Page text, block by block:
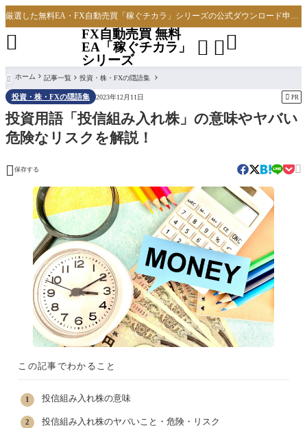
厳選した無料EA・FX自動売買「稼ぐチカラ」シリーズの公式ダウンロード申し込みサイト
FX自動売買 無料
EA「稼ぐチカラ」
シリーズ
 

 ホーム 記事一覧 投資・株・FXの隠語集
投資・株・FXの隠語集 2023年12月11日  PR
投資用語「投信組み入れ株」の意味やヤバい
危険なリスクを解説！
 保存する 
この記事でわかること
投信組み入れ株の意味
投信組み入れ株のヤバいこと・危険・リスク